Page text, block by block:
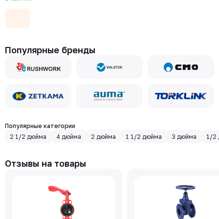
Популярные бренды
Популярные категории
2 1/2 дюйма
4 дюйма 2 дюйма 1 1/2 дюйма 3 дюйма 1/2
Отзывы на товары